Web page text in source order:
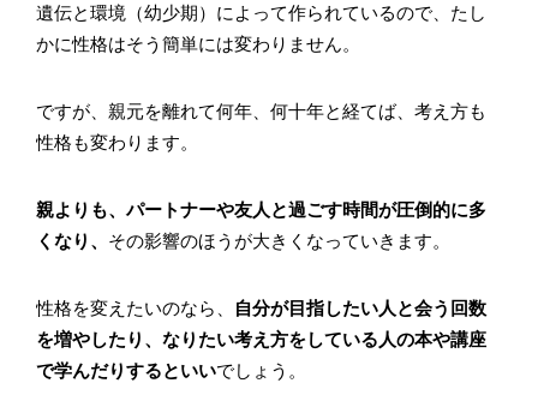
遺伝と環境（幼少期）によって作られているので、たし
かに性格はそう簡単には変わりません。
ですが、親元を離れて何年、何十年と経てば、考え方も
性格も変わります。
親よりも、パートナーや友人と過ごす時間が圧倒的に多
くなり、 その影響のほうが大きくなっていきます。
性格を変えたいのなら、
自分が目指したい人と会う回数
を増やしたり、なりたい考え方をしている人の本や講座
で学んだりするといいでしょう。